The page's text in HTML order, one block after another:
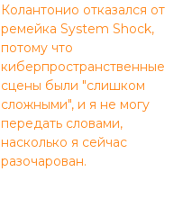
Колантонио отказался от
ремейка System Shock,
потому что
киберпространственные
сцены были "слишком
сложными", и я не могу
передать словами,
насколько я сейчас
разочарован.